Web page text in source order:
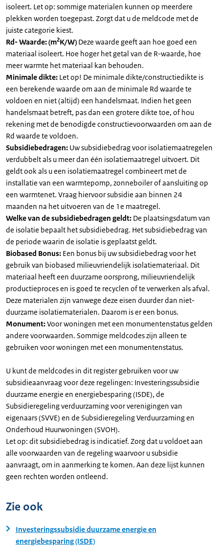
isoleert. Let op: sommige materialen kunnen op meerdere
plekken worden toegepast. Zorgt dat u de meldcode met de
juiste categorie kiest.
Rd- Waarde: (m2K/W) Deze waarde geeft aan hoe goed een
materiaal isoleert. Hoe hoger het getal van de R-waarde, hoe
meer warmte het materiaal kan behouden.
Minimale dikte: Let op! De minimale dikte/constructiedikte is
een berekende waarde om aan de minimale Rd waarde te
voldoen en niet (altijd) een handelsmaat. Indien het geen
handelsmaat betreft, pas dan een grotere dikte toe, of hou
rekening met de benodigde constructievoorwaarden om aan de
Rd waarde te voldoen.
Subsidiebedragen: Uw subsidiebedrag voor isolatiemaatregelen
verdubbelt als u meer dan één isolatiemaatregel uitvoert. Dit
geldt ook als u een isolatiemaatregel combineert met de
installatie van een warmtepomp, zonneboiler of aansluiting op
een warmtenet. Vraag hiervoor subsidie aan binnen 24
maanden na het uitvoeren van de 1e maatregel.
Welke van de subsidiebedragen geldt: De plaatsingsdatum van
de isolatie bepaalt het subsidiebedrag. Het subsidiebedrag van
de periode waarin de isolatie is geplaatst geldt.
Biobased Bonus: Een bonus bij uw subsidiebedrag voor het
gebruik van biobased milieuvriendelijk isolatiemateriaal. Dit
materiaal heeft een duurzame oorsprong, milieuvriendelijk
productieproces en is goed te recyclen of te verwerken als afval.
Deze materialen zijn vanwege deze eisen duurder dan niet-
duurzame isolatiematerialen. Daarom is er een bonus.
Monument:Voor woningen met een monumentenstatus gelden
andere voorwaarden. Sommige meldcodes zijn alleen te
gebruiken voor woningen met een monumentenstatus.
U kunt de meldcodes in dit register gebruiken voor uw
subsidieaanvraag voor deze regelingen: Investeringssubsidie
duurzame energie en energiebesparing (ISDE), de
Subsidieregeling verduurzaming voor verenigingen van
eigenaars (SVVE) en de Subsidieregeling Verduurzaming en
Onderhoud Huurwoningen (SVOH).
Let op: dit subsidiebedrag is indicatief. Zorg dat u voldoet aan
alle voorwaarden van de regeling waarvoor u subsidie
aanvraagt, om in aanmerking te komen. Aan deze lijst kunnen
geen rechten worden ontleend.
Zie ook
Investeringssubsidie duurzame energie en
energiebesparing (ISDE)